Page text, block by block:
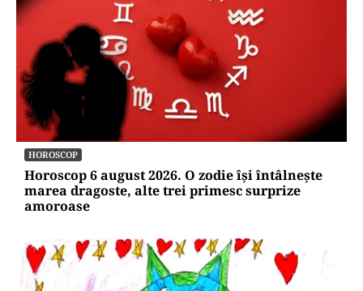
HOROSCOP
Horoscop 6 august 2026. O zodie își întâlnește
marea dragoste, alte trei primesc surprize
amoroase